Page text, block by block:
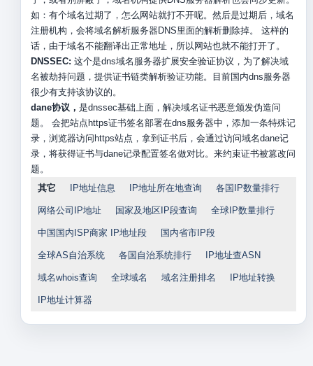
如：有个域名过期了，怎么网站就打不开呢。然后是过期后，域名
注册机构，会将域名解析服务器DNS里面的解析删除掉。 这样的
话，由于域名不能翻译出正常地址，所以网站也就不能打开了。
DNSSEC: 这个是dns域名服务器扩展安全验证协议，为了解决域
名被劫持问题，提供证书链类解析验证功能。目前国内dns服务器
很少有支持该协议的。
dane协议， 是dnssec基础上面，解决域名证书恶意颁发伪造问
题。 会把站点https证书签名部署在dns服务器中，添加一条特殊记
录，浏览器访问https站点，拿到证书后，会通过访问域名dane记
录，将获得证书与dane记录配置签名做对比。来约束证书被篡改问
题。
其它
IP地址信息 IP地址所在地查询 各国IP数量排行
网络公司IP地址 国家及地区IP段查询 全球IP数量排行
中国国内ISP商家 IP地址段 国内省市IP段
全球AS自治系统 各国自治系统排行 IP地址查ASN
域名whois查询 全球域名 域名注册排名 IP地址转换
IP地址计算器